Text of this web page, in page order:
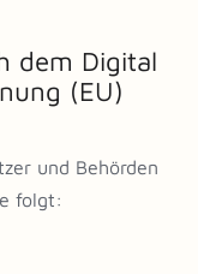
dem Digital
(EU)
und Behörden
folgt: